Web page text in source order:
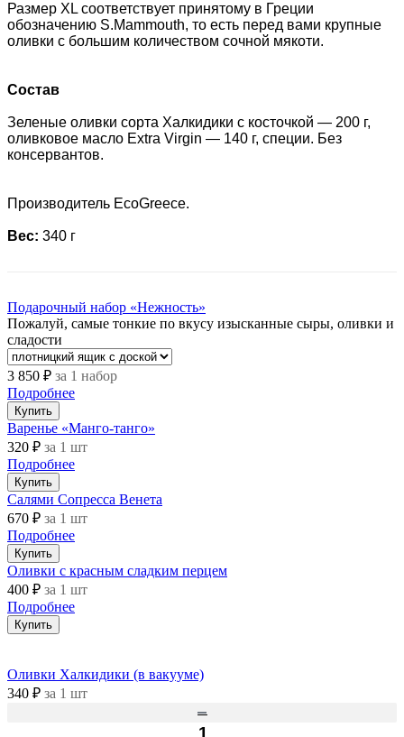
Размер XL соответствует принятому в Греции
обозначению S.Mammouth, то есть перед вами крупные
оливки с большим количеством сочной мякоти.
Состав
Зеленые оливки сорта Халкидики с косточкой — 200 г,
оливковое масло Extra Virgin — 140 г, специи. Без
консервантов.
Производитель EcoGreece.
Вес: 340 г
Подарочный набор «Нежность»
Пожалуй, самые тонкие по вкусу изысканные сыры, оливки и
сладости
3 850 ₽ за 1 набор
Подробнее
Купить
Варенье «Манго-танго»
320 ₽ за 1 шт
Подробнее
Купить
Салями Сопресса Венета
670 ₽ за 1 шт
Подробнее
Купить
Оливки с красным сладким перцем
400 ₽ за 1 шт
Подробнее
Купить
Оливки Халкидики (в вакууме)
340 ₽ за 1 шт